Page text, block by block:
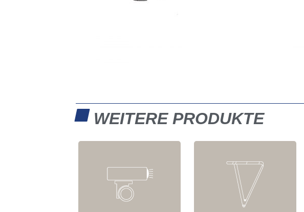
WEITERE PRODUKTE